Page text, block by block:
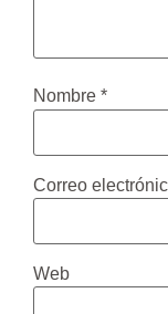
Nombre *
Correo
Web